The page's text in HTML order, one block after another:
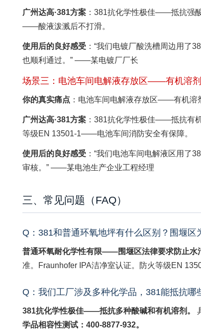
广州达高·381方案 ：381抗化学性极佳——抵抗强
——酸液泼溅后不打滑。
使用后的良好感受 ：“我们电镀厂酸洗槽周边用
也顺利通过。” ——某电镀厂厂长
场景三：电池车间电解液存放区——有机溶
你的真实痛点 ：电池车间电解液存放区——有机
广州达高·381方案 ：381抗化学性极佳——抵抗有
等级EN 13501-1——电池车间消防安全有保障。
使用后的良好感受 ：“我们电池车间电解液区用
审核。” ——某电池生产企业工程经理
三、常见问题（FAQ）
Q：381和普通环氧地坪有什么区别？围堰区
普通环氧耐化学性有限——围堰区法律要求防止水
准。Fraunhofer IPA洁净室认证。防火等级EN
Q：我们工厂涉及多种化学品，381能抵抗哪
381抗化学性极佳——抵抗多种酸碱和有机溶剂。
学品相容性测试：400-8877-932。